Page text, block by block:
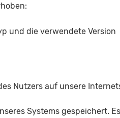
und die verwendete Version
Nutzers auf unsere
Systems gespeichert.